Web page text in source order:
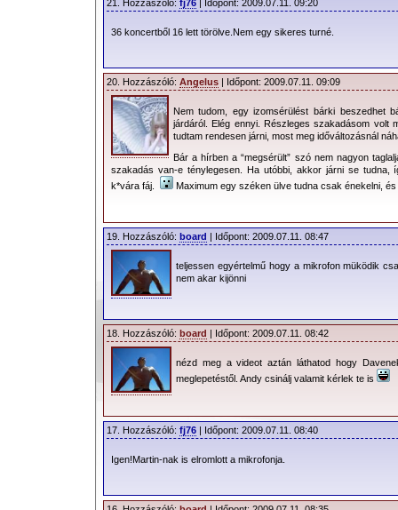
21. Hozzászóló: fj76 | Időpont: 2009.07.11. 09:20
36 koncertből 16 lett törölve.Nem egy sikeres turné.
20. Hozzászóló: Angelus | Időpont: 2009.07.11. 09:09
Nem tudom, egy izomsérülést bárki beszedhet
járdáról. Elég ennyi. Részleges szakadásom volt
tudtam rendesen járni, most meg időváltozásnál
Bár a hírben a “megsérült” szó nem nagyon
szakadás van-e ténylegesen. Ha utóbbi, akkor járni se
k*vára fáj.
Maximum egy széken ülve tudna csak énekelni,
19. Hozzászóló: board | Időpont: 2009.07.11. 08:47
teljessen egyértelmű hogy a mikrofon müködik
nem akar kijönni
18. Hozzászóló: board | Időpont: 2009.07.11. 08:42
nézd meg a videot aztán láthatod hogy
meglepetéstől. Andy csinálj valamit kérlek te is
17. Hozzászóló: fj76 | Időpont: 2009.07.11. 08:40
Igen!Martin-nak is elromlott a mikrofonja.